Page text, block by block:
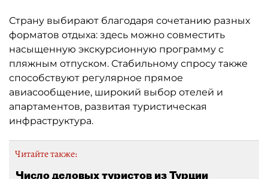
Страну выбирают благодаря сочетанию разных
форматов отдыха: здесь можно совместить
насыщенную экскурсионную программу с
пляжным отпуском. Стабильному спросу также
способствуют регулярное прямое
авиасообщение, широкий выбор отелей и
апартаментов, развитая туристическая
инфраструктура.
Читайте также:
Число деловых туристов из Турции